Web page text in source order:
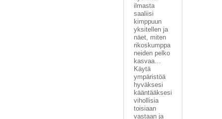
ilmasta
saaliisi
kimppuun
yksitellen ja
näet, miten
rikoskumppa
neiden pelko
kasvaa…
Käytä
ympäristöä
hyväksesi
kääntääksesi
vihollisia
toisiaan
vastaan ja